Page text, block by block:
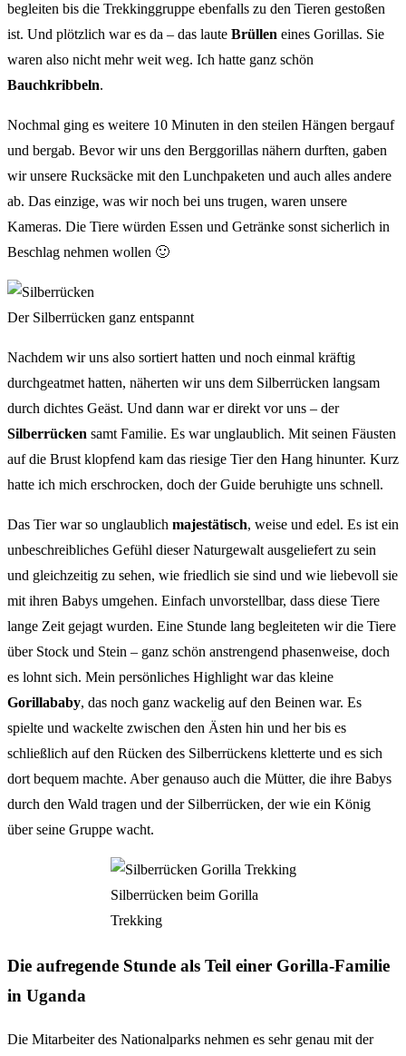
begleiten bis die Trekkinggruppe ebenfalls zu den Tieren gestoßen
ist. Und plötzlich war es da – das laute Brüllen eines Gorillas. Sie
waren also nicht mehr weit weg. Ich hatte ganz schön
Bauchkribbeln.
Nochmal ging es weitere 10 Minuten in den steilen Hängen bergauf
und bergab. Bevor wir uns den Berggorillas nähern durften, gaben
wir unsere Rucksäcke mit den Lunchpaketen und auch alles andere
ab. Das einzige, was wir noch bei uns trugen, waren unsere
Kameras. Die Tiere würden Essen und Getränke sonst sicherlich in
Beschlag nehmen wollen 🙂
Der Silberrücken ganz entspannt
Nachdem wir uns also sortiert hatten und noch einmal kräftig
durchgeatmet hatten, näherten wir uns dem Silberrücken langsam
durch dichtes Geäst. Und dann war er direkt vor uns – der
Silberrücken samt Familie. Es war unglaublich. Mit seinen Fäusten
auf die Brust klopfend kam das riesige Tier den Hang hinunter. Kurz
hatte ich mich erschrocken, doch der Guide beruhigte uns schnell.
Das Tier war so unglaublich majestätisch, weise und edel. Es ist ein
unbeschreibliches Gefühl dieser Naturgewalt ausgeliefert zu sein
und gleichzeitig zu sehen, wie friedlich sie sind und wie liebevoll sie
mit ihren Babys umgehen. Einfach unvorstellbar, dass diese Tiere
lange Zeit gejagt wurden. Eine Stunde lang begleiteten wir die Tiere
über Stock und Stein – ganz schön anstrengend phasenweise, doch
es lohnt sich. Mein persönliches Highlight war das kleine
Gorillababy, das noch ganz wackelig auf den Beinen war. Es
spielte und wackelte zwischen den Ästen hin und her bis es
schließlich auf den Rücken des Silberrückens kletterte und es sich
dort bequem machte. Aber genauso auch die Mütter, die ihre Babys
durch den Wald tragen und der Silberrücken, der wie ein König
über seine Gruppe wacht.
Silberrücken beim Gorilla
Trekking
Die aufregende Stunde als Teil einer Gorilla-Familie
in Uganda
Die Mitarbeiter des Nationalparks nehmen es sehr genau mit der